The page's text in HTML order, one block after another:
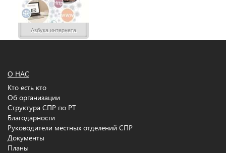
Азбука интернета
О НАС
Кто есть кто
Об организации
Структура СПР по РТ
Благодарности
Руководители местных отделений СПР
Документы
Планы